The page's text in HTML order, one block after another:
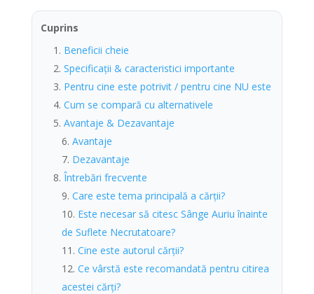
Cuprins
Beneficii cheie
Specificații & caracteristici importante
Pentru cine este potrivit / pentru cine NU este
Cum se compară cu alternativele
Avantaje & Dezavantaje
Avantaje
Dezavantaje
Întrebări frecvente
Care este tema principală a cărții?
Este necesar să citesc Sânge Auriu înainte
de Suflete Necrutatoare?
Cine este autorul cărții?
Ce vârstă este recomandată pentru citirea
acestei cărți?